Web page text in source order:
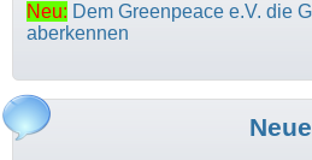
Neu: Dem Greenpeace e.V. die
aberkennen